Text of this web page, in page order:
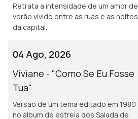
Retrata a intensidade de um amor de
verão vivido entre as ruas e as noites
da capital.
04 Ago, 2026
Viviane - "Como Se Eu Fosse
Tua"
Versão de um tema editado em 1980
no álbum de estreia dos Salada de